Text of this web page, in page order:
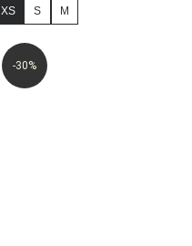
XS S M
-30%